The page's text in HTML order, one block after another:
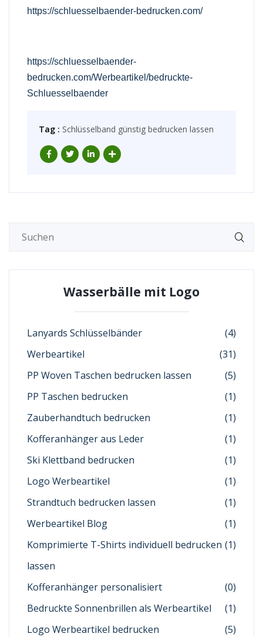
https://schluesselbaender-bedrucken.com/
https://schluesselbaender-
bedrucken.com/Werbeartikel/bedruckte-
Schluesselbaender
Tag : Schlüsselband günstig bedrucken lassen
Wasserbälle mit Logo
Lanyards Schlüsselbänder
(4)
Werbeartikel
(31)
PP Woven Taschen bedrucken lassen
(5)
PP Taschen bedrucken
(1)
Zauberhandtuch bedrucken
(1)
Kofferanhänger aus Leder
(1)
Ski Klettband bedrucken
(1)
Logo Werbeartikel
(1)
Strandtuch bedrucken lassen
(1)
Werbeartikel Blog
(1)
Komprimierte T-Shirts individuell bedrucken
lassen
(1)
Kofferanhänger personalisiert
(0)
Bedruckte Sonnenbrillen als Werbeartikel
(1)
Logo Werbeartikel bedrucken
(5)